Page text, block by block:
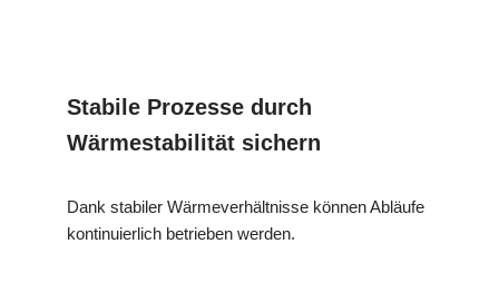
Stabile Prozesse durch
Wärmestabilität sichern
Dank stabiler Wärmeverhältnisse können Abläufe
kontinuierlich betrieben werden.